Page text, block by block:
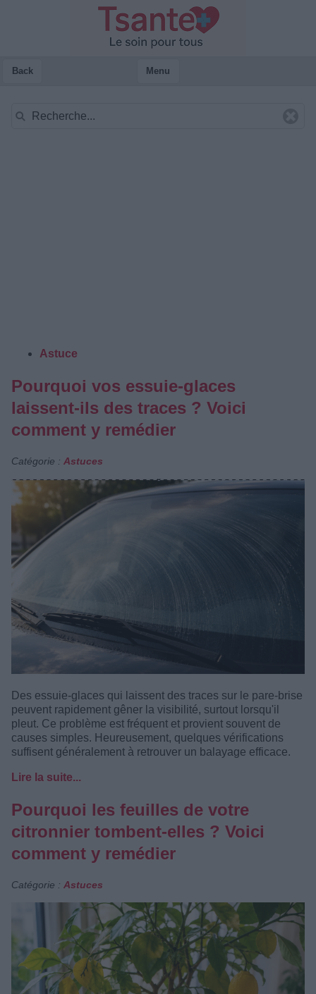
Back Menu
Astuce
Pourquoi vos essuie-glaces
laissent-ils des traces ? Voici
comment y remédier
Catégorie : Astuces
Des essuie-glaces qui laissent des traces sur le pare-brise
peuvent rapidement gêner la visibilité, surtout lorsqu'il
pleut. Ce problème est fréquent et provient souvent de
causes simples. Heureusement, quelques vérifications
suffisent généralement à retrouver un balayage efficace.
Lire la suite...
Pourquoi les feuilles de votre
citronnier tombent-elles ? Voici
comment y remédier
Catégorie : Astuces